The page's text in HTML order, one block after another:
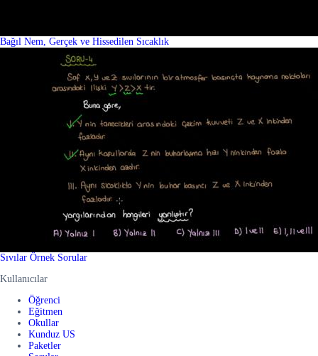
Bağıl Nem, Gerçek ve Hissedilen Sıcaklık
Sıvılar Örnek Sorular
Kullanıcılar
Öğrenci
Eğitmen
Okullar
Kunduz US
Paketler